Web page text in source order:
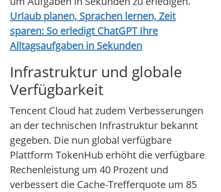
Urlaub planen, Sprachen lernen, Zeit
sparen: So erledigt ChatGPT Ihre
Alltagsaufgaben in Sekunden
Infrastruktur und globale
Verfügbarkeit
Tencent Cloud hat zudem Verbesserungen
an der technischen Infrastruktur bekannt
gegeben. Die nun global verfügbare
Plattform TokenHub erhöht die verfügbare
Rechenleistung um 40 Prozent und
verbessert die Cache-Trefferquote um 85